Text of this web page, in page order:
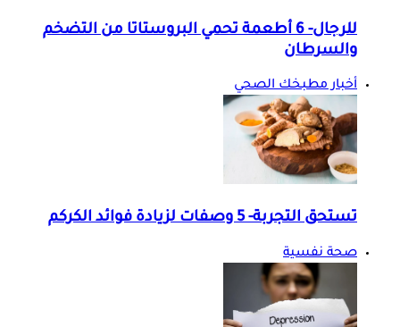
للرجال- 6 أطعمة تحمي البروستاتا من التضخم
والسرطان
أخبار مطبخك الصحي
تستحق التجربة- 5 وصفات لزيادة فوائد الكركم
صحة نفسية